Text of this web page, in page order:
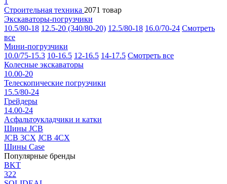
Строительная техника 2071 товар
Экскаваторы-погрузчики
10.5/80-18 12.5-20 (340/80-20) 12.5/80-18 16.0/70-24 Смотреть
все
Мини-погрузчики
10.0/75-15.3 10-16.5 12-16.5 14-17.5 Смотреть все
Колесные экскаваторы
10.00-20
Телескопические погрузчики
15.5/80-24
Грейдеры
14.00-24
Асфальтоукладчики и катки
Шины JCB
JCB 3CX JCB 4CX
Шины Case
Популярные бренды
BKT
322